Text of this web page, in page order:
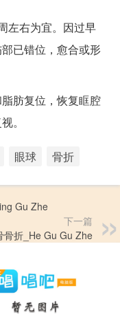
左右为宜。因过早
已错位，愈合或形
肪复位，恢复眶腔
。
眼球 骨折
Gu Zhe
下一篇
骨折_He Gu Gu Zhe